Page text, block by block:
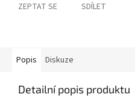
ZEPTAT SE SDÍLET
Popis Diskuze
Detailní popis produktu